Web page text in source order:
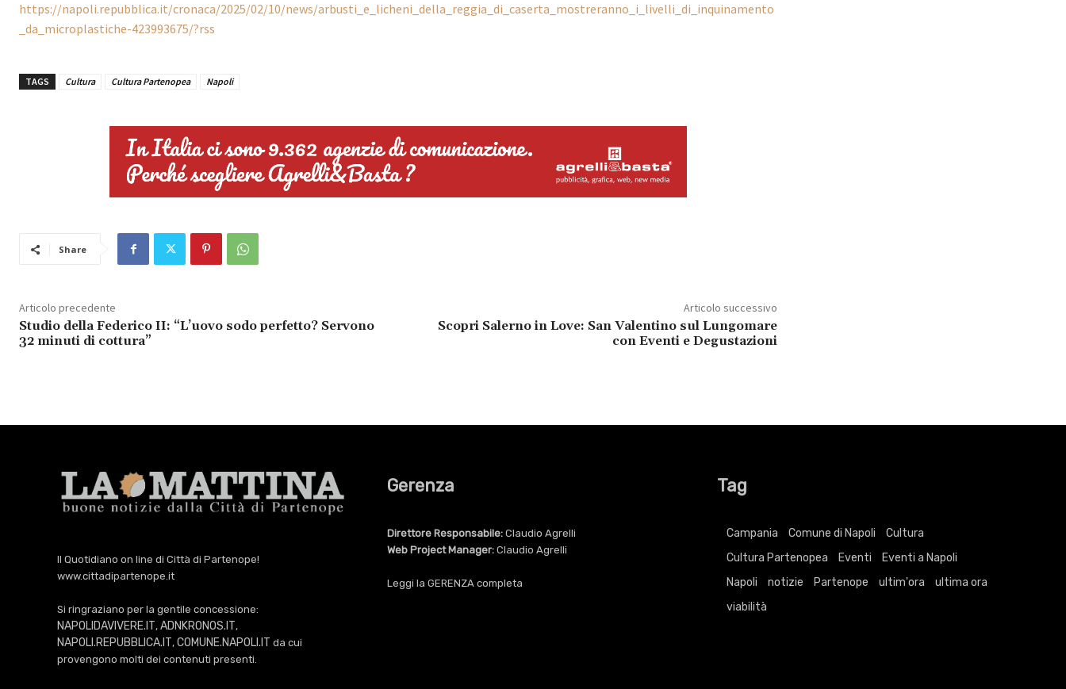
https://napoli.repubblica.it/cronaca/2025/02/10/news/arbusti_e_licheni_della_reggia_di_caserta_mostreranno_i_livelli_di_inquinamento
_da_microplastiche-423993675/?rss
TAGS Cultura Cultura Partenopea Napoli
Share
Articolo precedente
Studio della Federico II: “L’uovo sodo perfetto? Servono
32 minuti di cottura”
Articolo successivo
Scopri Salerno in Love: San Valentino sul Lungomare
con Eventi e Degustazioni
Il Quotidiano on line di Città di Partenope!
www.cittadipartenope.it
Si ringraziano per la gentile concessione:
NAPOLIDAVIVERE.IT, ADNKRONOS.IT,
NAPOLI.REPUBBLICA.IT, COMUNE.NAPOLI.IT da cui
provengono molti dei contenuti presenti.
Gerenza
Direttore Responsabile: Claudio Agrelli
Web Project Manager: Claudio Agrelli
Leggi la GERENZA completa
Tag
Campania Comune di Napoli
Cultura
Cultura Partenopea
Eventi
Eventi a Napoli
Napoli
notizie Partenope ultim'ora
ultima ora
viabilità